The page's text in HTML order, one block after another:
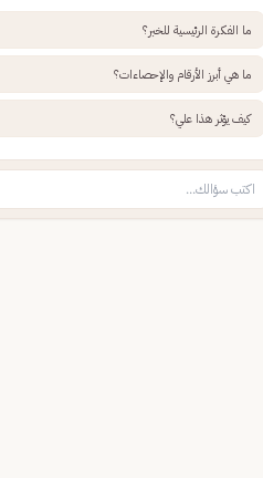
ما الفكرة الرئيسية للخبر؟
ما هي أبرز الأرقام والإحصاءات؟
كيف يؤثر هذا علي؟